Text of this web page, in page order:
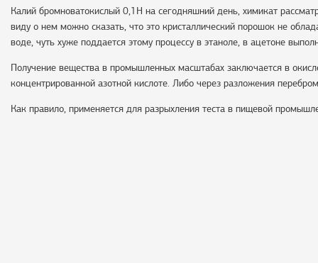
Калий бромноватокислый 0,1Н на сегодняшний день, химикат
виду о нем можно сказать, что это кристаллический порошок не
воде, чуть хуже поддается этому процессу в этаноле, в ацетоне
Получение вещества в промышленных масштабах заключается в
концентрированной азотной кислоте. Либо через разложения
Как правило, применяется для разрыхления теста в пищевой